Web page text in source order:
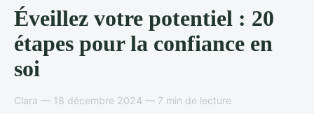
Éveillez votre potentiel : 20
étapes pour la confiance en
soi
Clara — 18 décembre 2024 — 7 min de lecture